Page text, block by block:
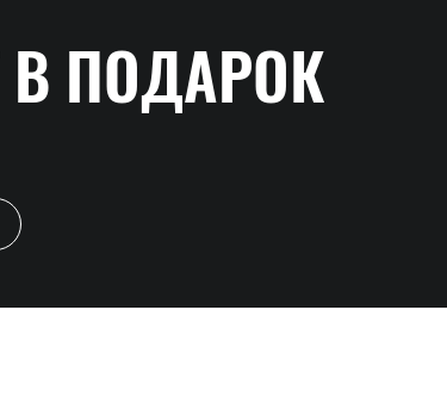
В ПОДАРОК